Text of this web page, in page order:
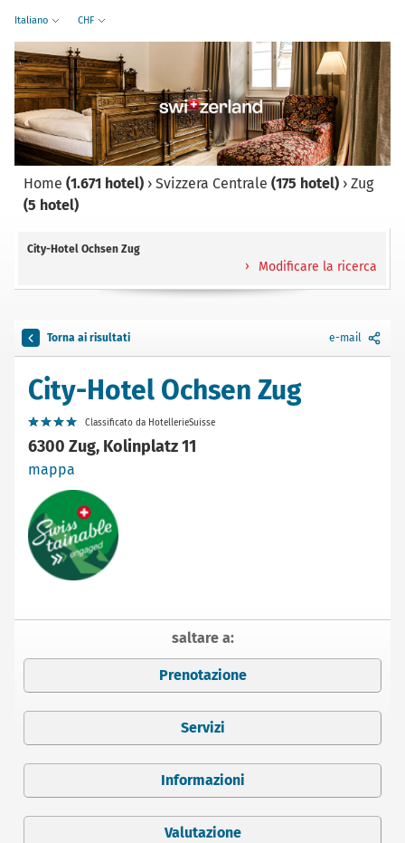
Italiano CHF
Home (1.671 hotel) › Svizzera Centrale (175 hotel) › Zug
(5 hotel)
City-Hotel Ochsen Zug
Modificare la ricerca
Torna ai risultati e-mail
City-Hotel Ochsen Zug
Classificato da HotellerieSuisse
6300 Zug, Kolinplatz 11
mappa
saltare a:
Prenotazione
Servizi
Informazioni
Valutazione